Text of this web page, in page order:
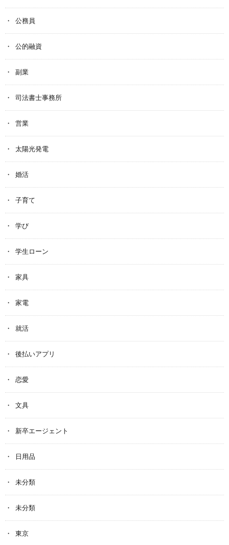
公務員
公的融資
副業
司法書士事務所
営業
太陽光発電
婚活
子育て
学び
学生ローン
家具
家電
就活
後払いアプリ
恋愛
文具
新卒エージェント
日用品
未分類
未分類
東京